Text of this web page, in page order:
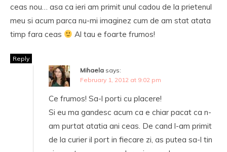
ceas nou… asa ca ieri am primit unul cadou de la prietenul
meu si acum parca nu-mi imaginez cum de am stat atata
timp fara ceas
Al tau e foarte frumos!
Reply
Mihaela says:
February 1, 2012 at 9:02 pm
Ce frumos! Sa-l porti cu placere!
Si eu ma gandesc acum ca e chiar pacat ca n-
am purtat atatia ani ceas. De cand l-am primit
de la curier il port in fiecare zi, as putea sa-l tin